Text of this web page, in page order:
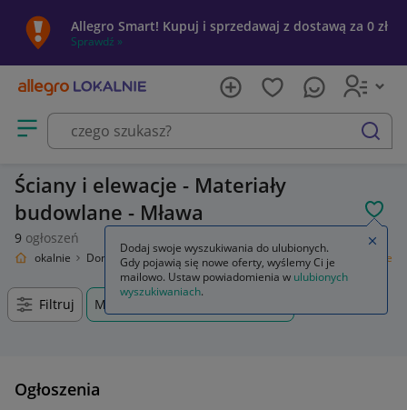
Allegro Smart! Kupuj i sprzedawaj z dostawą za 0 zł
Sprawdź »
Otwórz menu z kategoriami
szukaj
Ściany i elewacje - Materiały
budowlane - Mława
9 ogłoszeń
Lokalnie Dom i Ogród Budownictwo i Akcesoria Ściany i elewacje
Filtruj Mława, Mazowieckie, +0 km
Ogłoszenia
Dodaj swoje wyszukiwania do ulubionych.
Gdy pojawią się nowe oferty, wyślemy Ci je
mailowo. Ustaw powiadomienia w ulubionych
wyszukiwaniach.